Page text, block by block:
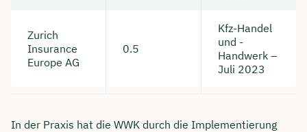
Zurich
Insurance
Europe AG
0.5
Kfz-Handel
und -
Handwerk –
Juli 2023
In der Praxis hat die WWK durch die Implementierung